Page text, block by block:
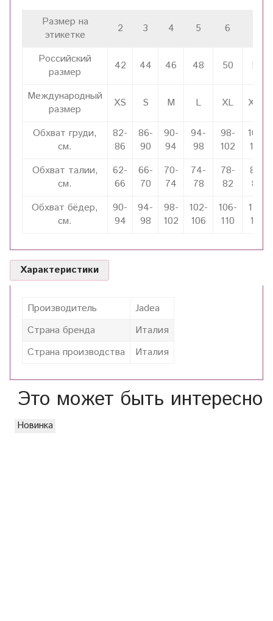
Размер на
этикетке
2 3 4 5 6
Российский
размер
42 44 46 48 50 52
Международный
размер
XS S M L XL XXL
Обхват груди,
см.
82-
86
86-
90
90-
94
94-
98
98-
102
102-
106
Обхват талии,
см.
62-
66
66-
70
70-
74
74-
78
78-
82
82-
86
Обхват бёдер,
см.
90-
94
94-
98
98-
102
102-
106
106-
110
110-
114
Характеристики
Производитель
Jadea
Страна бренда
Италия
Страна производства
Италия
Это может быть интересно
Новинка